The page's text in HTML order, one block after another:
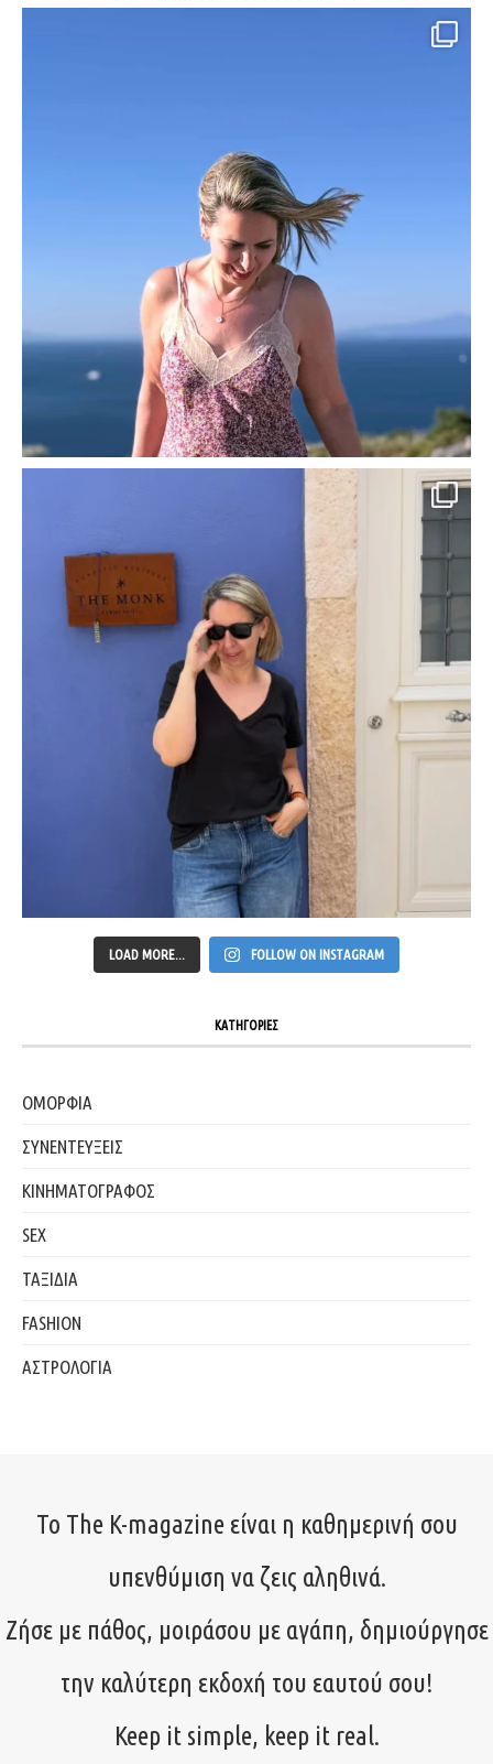
LOAD MORE... FOLLOW ON INSTAGRAM
ΚΑΤΗΓΟΡΙΕΣ
ΟΜΟΡΦΙΑ
ΣΥΝΕΝΤΕΥΞΕΙΣ
ΚΙΝΗΜΑΤΟΓΡΑΦΟΣ
SEX
ΤΑΞΙΔΙΑ
FASHION
ΑΣΤΡΟΛΟΓΙΑ
Το The K-magazine είναι η καθημερινή σου
υπενθύμιση να ζεις αληθινά.
Ζήσε με πάθος, μοιράσου με αγάπη, δημιούργησε
την καλύτερη εκδοχή του εαυτού σου!
Keep it simple, keep it real.